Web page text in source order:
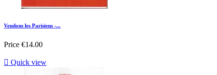
Vendons les Parisiens -...
Price €14.00
 Quick view